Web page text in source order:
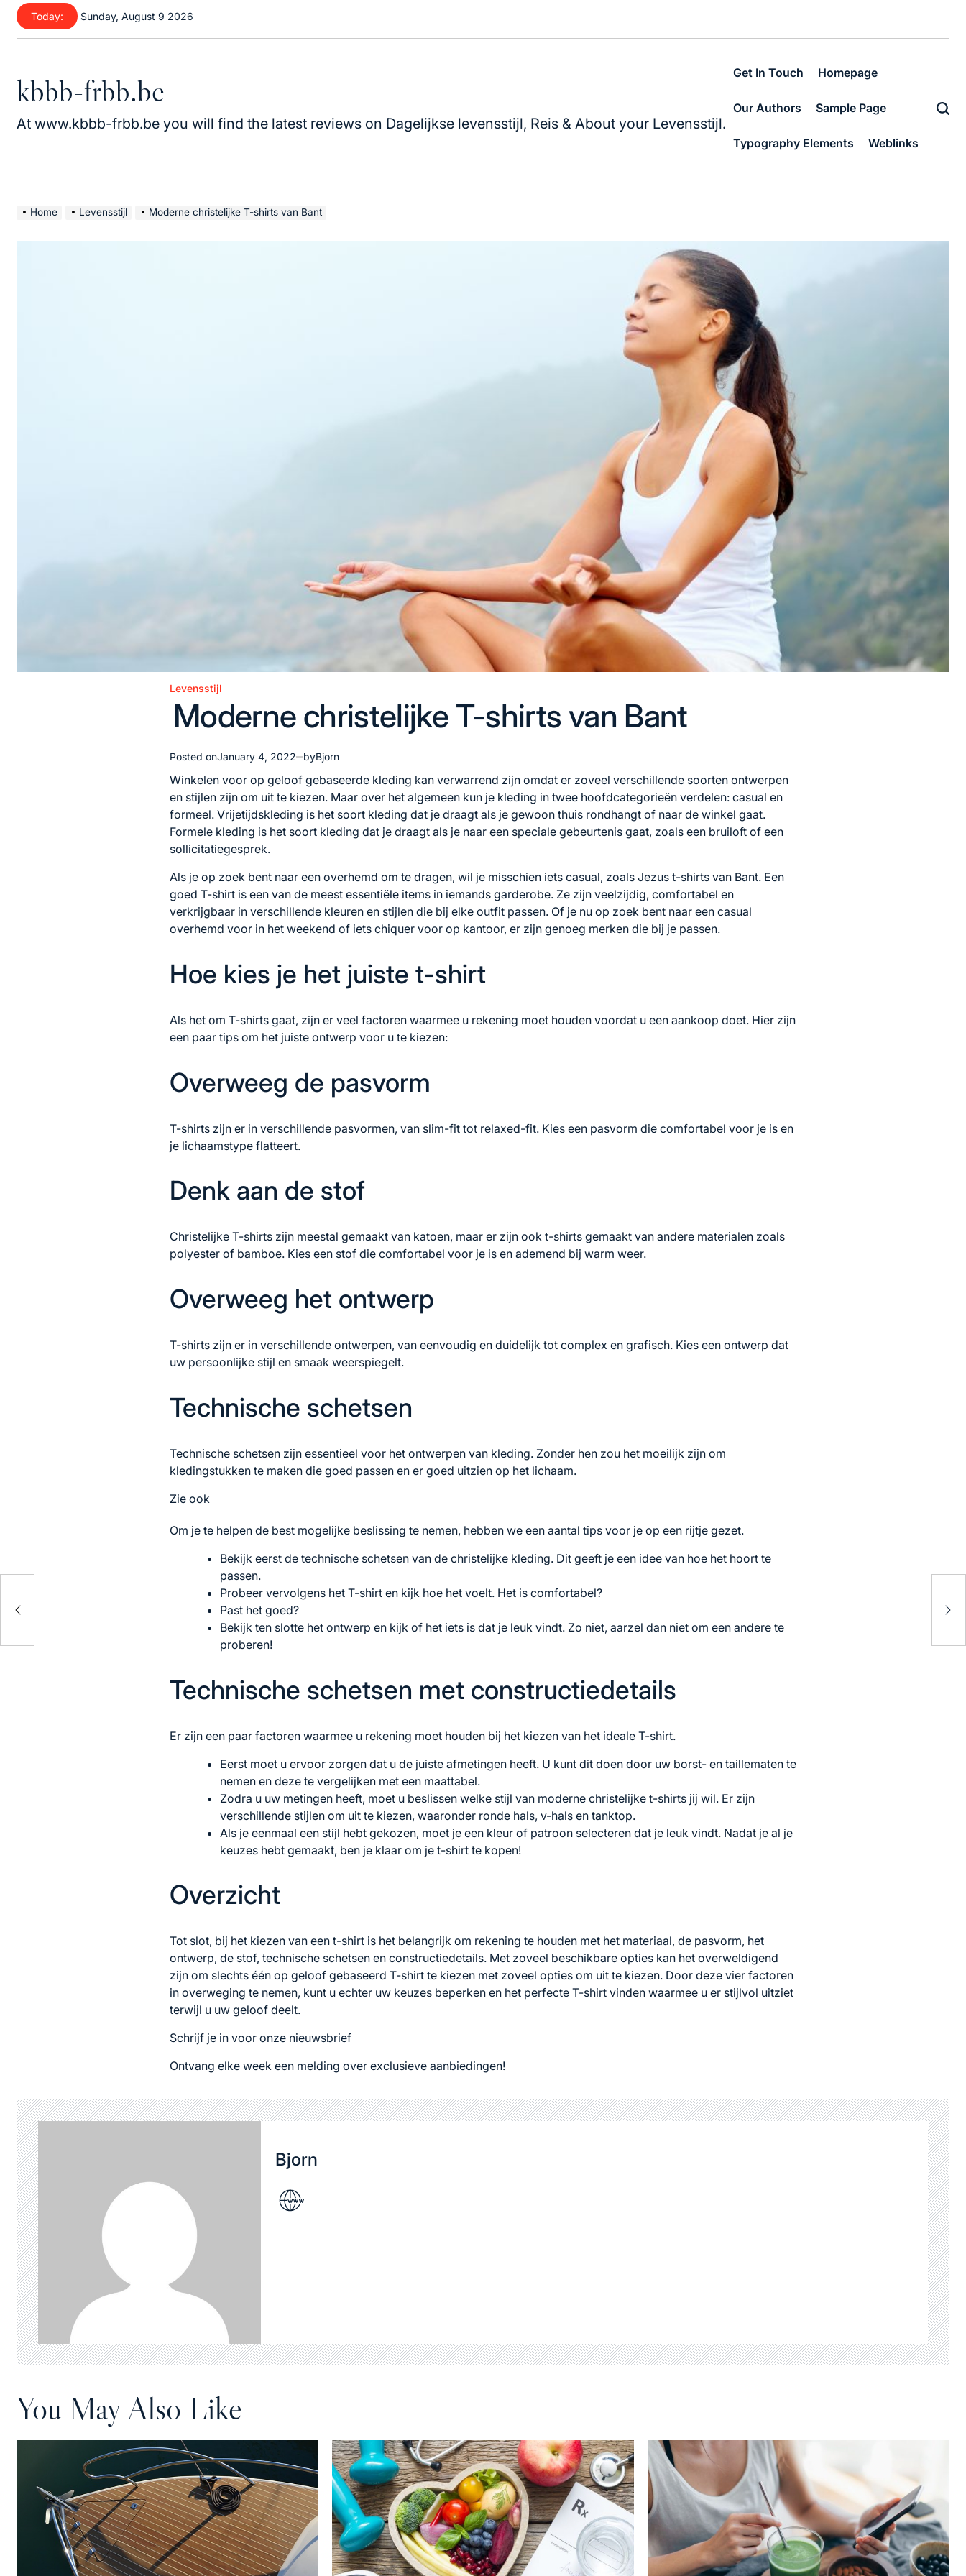
Skip
content
Today: Sunday, August 9 2026
kbbb-frbb.be
At www.kbbb-frbb.be you will find the latest reviews on Dagelijkse levensstijl, Reis & About your Levensstijl.
Get In Touch Homepage
Our Authors Sample Page
Typography Elements Weblinks
Home Levensstijl Moderne christelijke T-shirts van Bant
Posted
Levensstijl
Moderne christelijke T-shirts van Bant
Posted onJanuary 4, 2022 byBjorn
Winkelen voor op geloof gebaseerde kleding kan verwarrend zijn omdat er zoveel verschillende soorten ontwerpen
en stijlen zijn om uit te kiezen. Maar over het algemeen kun je kleding in twee hoofdcategorieën verdelen: casual en
formeel. Vrijetijdskleding is het soort kleding dat je draagt ​​als je gewoon thuis rondhangt of naar de winkel gaat.
Formele kleding is het soort kleding dat je draagt ​​als je naar een speciale gebeurtenis gaat, zoals een bruiloft of een
sollicitatiegesprek.
Als je op zoek bent naar een overhemd om te dragen, wil je misschien iets casual, zoals Jezus t-shirts van Bant. Een
goed T-shirt is een van de meest essentiële items in iemands garderobe. Ze zijn veelzijdig, comfortabel en
verkrijgbaar in verschillende kleuren en stijlen die bij elke outfit passen. Of je nu op zoek bent naar een casual
overhemd voor in het weekend of iets chiquer voor op kantoor, er zijn genoeg merken die bij je passen.
Hoe kies je het juiste t-shirt
Als het om T-shirts gaat, zijn er veel factoren waarmee u rekening moet houden voordat u een aankoop doet. Hier zijn
een paar tips om het juiste ontwerp voor u te kiezen:
Overweeg de pasvorm
T-shirts zijn er in verschillende pasvormen, van slim-fit tot relaxed-fit. Kies een pasvorm die comfortabel voor je is en
je lichaamstype flatteert.
Denk aan de stof
Christelijke T-shirts zijn meestal gemaakt van katoen, maar er zijn ook t-shirts gemaakt van andere materialen zoals
polyester of bamboe. Kies een stof die comfortabel voor je is en ademend bij warm weer.
Overweeg het ontwerp
T-shirts zijn er in verschillende ontwerpen, van eenvoudig en duidelijk tot complex en grafisch. Kies een ontwerp dat
uw persoonlijke stijl en smaak weerspiegelt.
Technische schetsen
Technische schetsen zijn essentieel voor het ontwerpen van kleding. Zonder hen zou het moeilijk zijn om
kledingstukken te maken die goed passen en er goed uitzien op het lichaam.
Zie ook
Om je te helpen de best mogelijke beslissing te nemen, hebben we een aantal tips voor je op een rijtje gezet.
Bekijk eerst de technische schetsen van de christelijke kleding. Dit geeft je een idee van hoe het hoort te
passen.
Probeer vervolgens het T-shirt en kijk hoe het voelt. Het is comfortabel?
Past het goed?
Bekijk ten slotte het ontwerp en kijk of het iets is dat je leuk vindt. Zo niet, aarzel dan niet om een ​​andere te
proberen!
Technische schetsen met constructiedetails
Er zijn een paar factoren waarmee u rekening moet houden bij het kiezen van het ideale T-shirt.
Eerst moet u ervoor zorgen dat u de juiste afmetingen heeft. U kunt dit doen door uw borst- en taillematen te
nemen en deze te vergelijken met een maattabel.
Zodra u uw metingen heeft, moet u beslissen welke stijl van moderne christelijke t-shirts jij wil. Er zijn
verschillende stijlen om uit te kiezen, waaronder ronde hals, v-hals en tanktop.
Als je eenmaal een stijl hebt gekozen, moet je een kleur of patroon selecteren dat je leuk vindt. Nadat je al je
keuzes hebt gemaakt, ben je klaar om je t-shirt te kopen!
Overzicht
Tot slot, bij het kiezen van een t-shirt is het belangrijk om rekening te houden met het materiaal, de pasvorm, het
ontwerp, de stof, technische schetsen en constructiedetails. Met zoveel beschikbare opties kan het overweldigend
zijn om slechts één op geloof gebaseerd T-shirt te kiezen met zoveel opties om uit te kiezen. Door deze vier factoren
in overweging te nemen, kunt u echter uw keuzes beperken en het perfecte T-shirt vinden waarmee u er stijlvol uitziet
terwijl u uw geloof deelt.
Schrijf je in voor onze nieuwsbrief
Ontvang elke week een melding over exclusieve aanbiedingen!
Bjorn
You May Also Like